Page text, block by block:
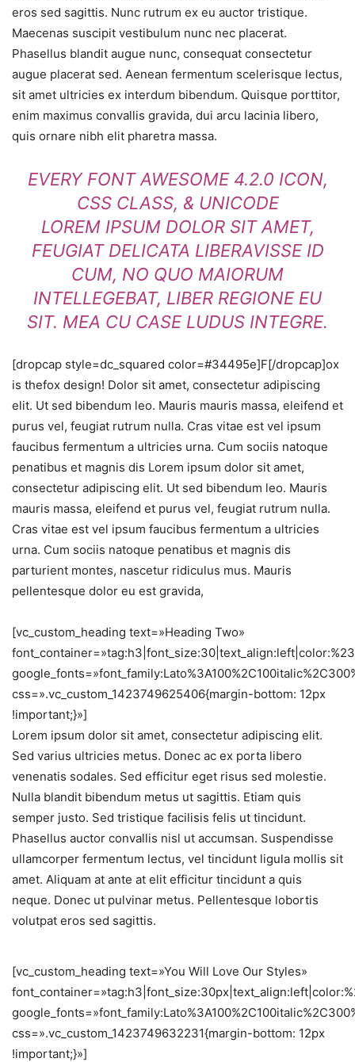
eros sed sagittis. Nunc rutrum ex eu auctor tristique.
Maecenas suscipit vestibulum nunc nec placerat.
Phasellus blandit augue nunc, consequat consectetur
augue placerat sed. Aenean fermentum scelerisque lectus,
sit amet ultricies ex interdum bibendum. Quisque porttitor,
enim maximus convallis gravida, dui arcu lacinia libero,
quis ornare nibh elit pharetra massa.
EVERY FONT AWESOME 4.2.0 ICON,
CSS CLASS, & UNICODE
LOREM IPSUM DOLOR SIT AMET,
FEUGIAT DELICATA LIBERAVISSE ID
CUM, NO QUO MAIORUM
INTELLEGEBAT, LIBER REGIONE EU
SIT. MEA CU CASE LUDUS INTEGRE.
[dropcap style=dc_squared color=#34495e]F[/dropcap]ox
is thefox design! Dolor sit amet, consectetur adipiscing
elit. Ut sed bibendum leo. Mauris mauris massa, eleifend et
purus vel, feugiat rutrum nulla. Cras vitae est vel ipsum
faucibus fermentum a ultricies urna. Cum sociis natoque
penatibus et magnis dis Lorem ipsum dolor sit amet,
consectetur adipiscing elit. Ut sed bibendum leo. Mauris
mauris massa, eleifend et purus vel, feugiat rutrum nulla.
Cras vitae est vel ipsum faucibus fermentum a ultricies
urna. Cum sociis natoque penatibus et magnis dis
parturient montes, nascetur ridiculus mus. Mauris
pellentesque dolor eu est gravida,
[vc_custom_heading text=»Heading Two»
css=».vc_custom_1423749625406{margin-bottom: 12px
!important;}»]
Lorem ipsum dolor sit amet, consectetur adipiscing elit.
Sed varius ultricies metus. Donec ac ex porta libero
venenatis sodales. Sed efficitur eget risus sed molestie.
Nulla blandit bibendum metus ut sagittis. Etiam quis
semper justo. Sed tristique facilisis felis ut tincidunt.
Phasellus auctor convallis nisl ut accumsan. Suspendisse
ullamcorper fermentum lectus, vel tincidunt ligula mollis sit
amet. Aliquam at ante at elit efficitur tincidunt a quis
neque. Donec ut pulvinar metus. Pellentesque lobortis
volutpat eros sed sagittis.
[vc_custom_heading text=»You Will Love Our Styles»
css=».vc_custom_1423749632231{margin-bottom: 12px
!important;}»]